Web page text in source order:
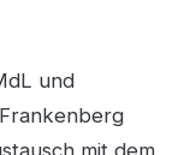
und
mit dem